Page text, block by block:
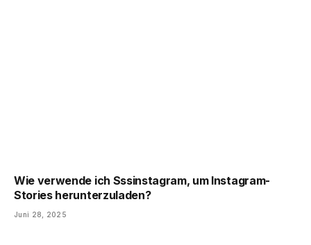
Wie verwende ich Sssinstagram, um Instagram-
Stories herunterzuladen?
Juni 28, 2025